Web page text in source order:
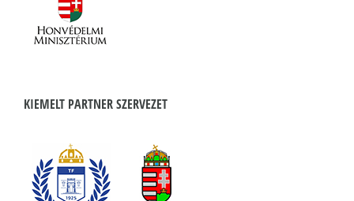
KIEMELT PARTNER SZERVEZET